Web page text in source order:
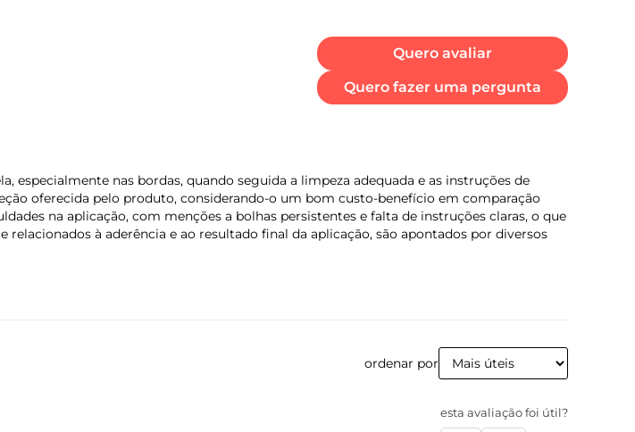
Quero avaliar
Quero fazer uma pergunta
especialmente nas bordas, quando seguida a limpeza adequada e as instruções de
oferecida pelo produto, considerando-o um bom custo-benefício em comparação
na aplicação, com menções a bolhas persistentes e falta de instruções claras, o que
à aderência e ao resultado final da aplicação, são apontados por diversos
ordenar por
esta avaliação foi útil?